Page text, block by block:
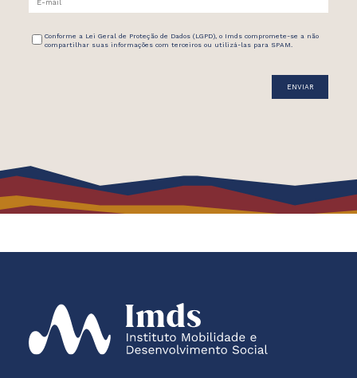
Conforme a Lei Geral de Proteção de Dados (LGPD), o Imds compromete-se a não
compartilhar suas informações com terceiros ou utilizá-las para SPAM.